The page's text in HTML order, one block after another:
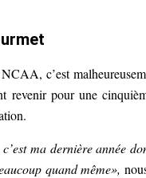
c’est
revenir pour une
ma dernière année
quand même»,